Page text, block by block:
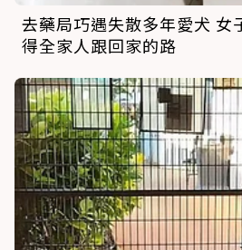
去藥局巧遇失散多年愛犬 女
得全家人跟回家的路